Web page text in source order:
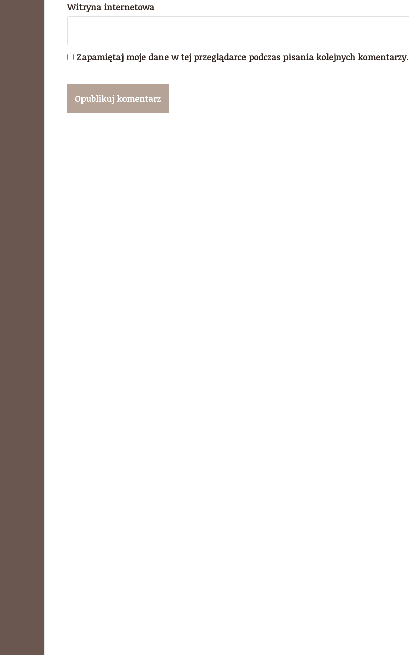
Witryna internetowa
Zapamiętaj moje dane w tej przeglądarce podczas pisania kolejnych komentarzy.